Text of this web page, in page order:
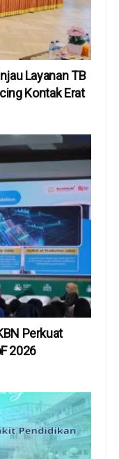
Layanan TB
Kontak Erat
Perkuat
2026